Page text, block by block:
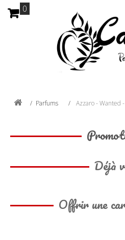
0
Parfums Azzaro - Wanted
Déjà
Offrir une